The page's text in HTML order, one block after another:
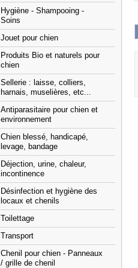
Hygiène - Shampooing -
Soins
Jouet pour chien
Produits Bio et naturels pour
chien
Sellerie : laisse, colliers,
harnais, muselières, etc...
Antiparasitaire pour chien et
environnement
Chien blessé, handicapé,
levage, bandage
Déjection, urine, chaleur,
incontinence
Désinfection et hygiène des
locaux et chenils
Toilettage
Transport
Chenil pour chien - Panneaux
/ grille de chenil